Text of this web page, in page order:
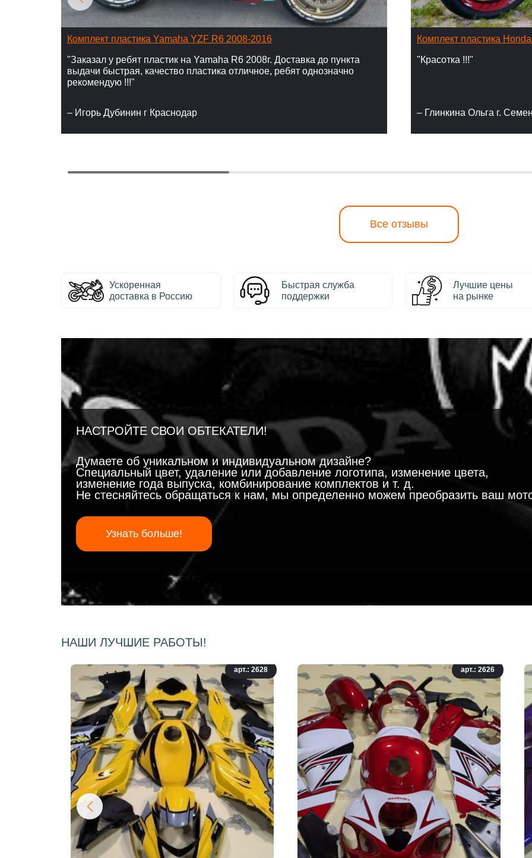
Комплект пластика Yamaha YZF R6 2008-2016
"Заказал у ребят пластик на Yamaha R6 2008г. Доставка до пункта
выдачи быстрая, качество пластика отличное, ребят однозначно
рекомендую !!!"
– Игорь Дубинин г Краснодар
Комплект пластика
"Красотка !!!"
– Глинкина Ольга г.
Все отзывы
Ускоренная
доставка в Россию
Быстрая служба
поддержки
Лучшие цены
на рынке
НАСТРОЙТЕ СВОИ ОБТЕКАТЕЛИ!
Думаете об уникальном и индивидуальном дизайне?
Специальный цвет, удаление или добавление логотипа, изменение цвета,
изменение года выпуска, комбинирование комплектов и т. д.
Не стесняйтесь обращаться к нам, мы определенно можем преобразить ваш
Узнать больше!
НАШИ ЛУЧШИЕ РАБОТЫ!
арт.: 2628 арт.: 2626